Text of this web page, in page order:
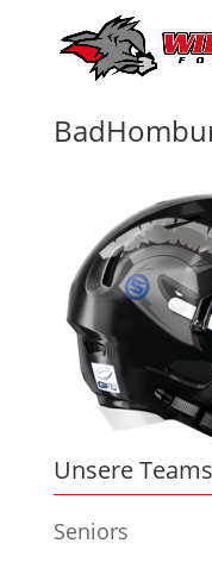
Unsere Teams
Seniors